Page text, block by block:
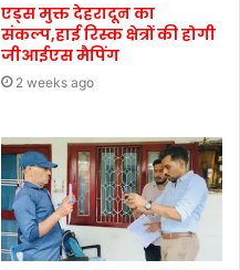
एड्स मुक्त देहरादून का
संकल्प,हाई रिस्क क्षेत्रों की होगी
जीआईएस मैपिंग
2 weeks ago